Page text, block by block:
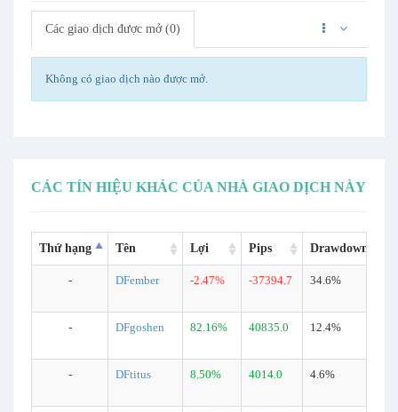
Các giao dịch được mở (0)
Không có giao dịch nào được mở.
CÁC TÍN HIỆU KHÁC CỦA NHÀ GIAO DỊCH NÀY
Thứ hạng Tên Lợi Pips Drawdown
- DFember -2.47% -37394.7 34.6%
- DFgoshen 82.16% 40835.0 12.4%
- DFtitus 8.50% 4014.0 4.6%